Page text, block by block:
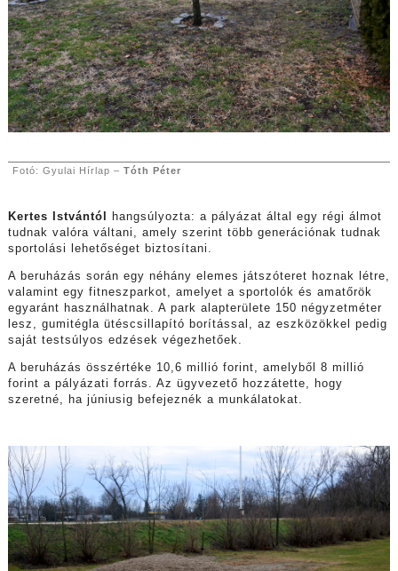
Fotó: Gyulai Hírlap – Tóth Péter
Kertes Istvántól
hangsúlyozta: a pályázat által egy régi álmot
tudnak valóra váltani, amely szerint több generációnak tudnak
sportolási lehetőséget biztosítani.
A beruházás során egy néhány elemes játszóteret hoznak létre,
valamint egy fitneszparkot, amelyet a sportolók és amatőrök
egyaránt használhatnak. A park alapterülete 150 négyzetméter
lesz, gumitégla ütéscsillapító borítással, az eszközökkel pedig
saját testsúlyos edzések végezhetőek.
A beruházás összértéke 10,6 millió forint, amelyből 8 millió
forint a pályázati forrás. Az ügyvezető hozzátette, hogy
szeretné, ha júniusig befejeznék a munkálatokat.